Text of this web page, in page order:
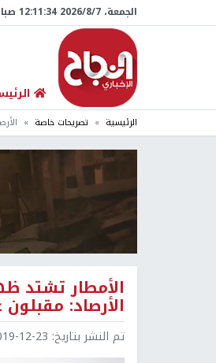
الجمعة، 7/‏8/‏2026 12:11:35 صباحاً
الرئيسية تصريحات خاصة
الأمطار تشتد
الأرصاد:
تم النشر بتاريخ: 12-23 19:39